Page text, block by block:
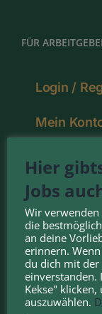
FÜR
Login /
Mein
Pakete
Deine
NOMINIERT FÜR
Hier
Jobs
Wir
die
an deine
erinnern.
du dich mit der
einverstanden.
Kekse"
auszuwählen.